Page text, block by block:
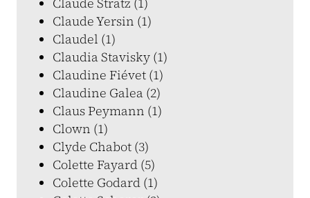
Claude Yersin (1)
Claudel (1)
Claudia Stavisky (1)
Claudine Fiévet (1)
Claudine Galea (2)
Claus Peymann (1)
Clown (1)
Clyde Chabot (3)
Colette Fayard (5)
Colette Godard (1)